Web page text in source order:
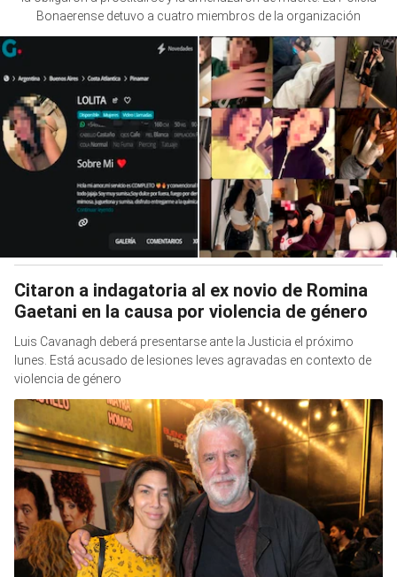
Bonaerense detuvo a cuatro miembros de la organización
Citaron a indagatoria al ex novio de Romina
Gaetani en la causa por violencia de género
Luis Cavanagh deberá presentarse ante la Justicia el próximo
lunes. Está acusado de lesiones leves agravadas en contexto de
violencia de género